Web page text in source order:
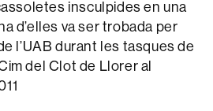
insculpides en una
d’elles va ser trobada per
l’UAB durant les tasques de
del Clot de Llorer al